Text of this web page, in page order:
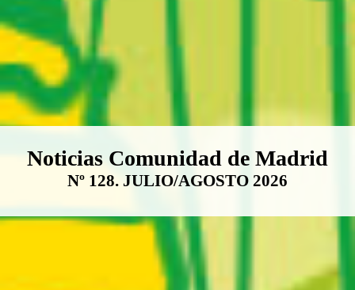
Boletín Noticias Comunidad de
Noticias Comunidad de Madrid
Nº 128. JULIO/AGOSTO 2026